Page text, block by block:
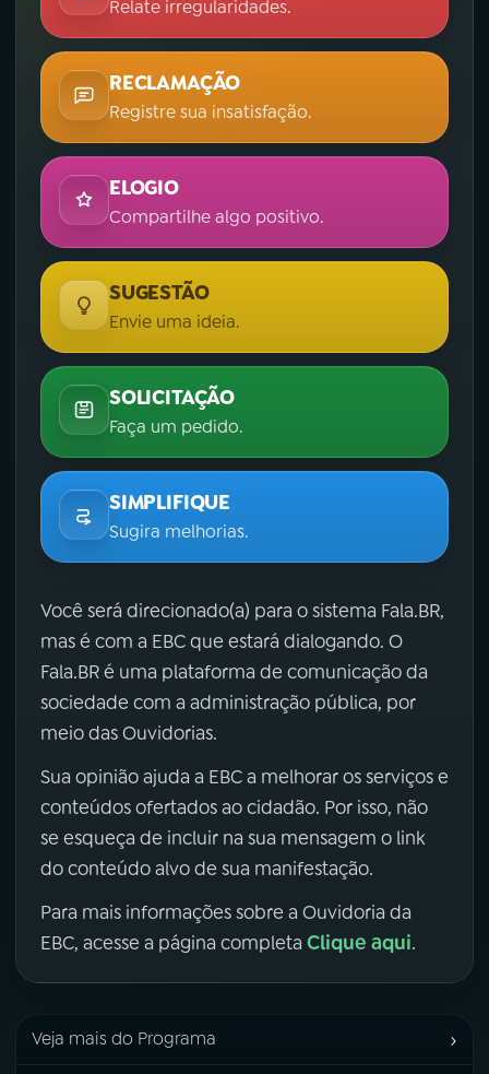
Relate irregularidades.
RECLAMAÇÃO
Registre sua insatisfação.
ELOGIO
Compartilhe algo positivo.
SUGESTÃO
Envie uma ideia.
SOLICITAÇÃO
Faça um pedido.
SIMPLIFIQUE
Sugira melhorias.
Você será direcionado(a) para o sistema Fala.BR,
mas é com a EBC que estará dialogando. O
Fala.BR é uma plataforma de comunicação da
sociedade com a administração pública, por
meio das Ouvidorias.
Sua opinião ajuda a EBC a melhorar os serviços e
conteúdos ofertados ao cidadão. Por isso, não
se esqueça de incluir na sua mensagem o link
do conteúdo alvo de sua manifestação.
Para mais informações sobre a Ouvidoria da
EBC, acesse a página completa Clique aqui.
Veja mais do Programa ›